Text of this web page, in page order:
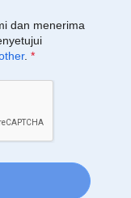
dan menerima
. *